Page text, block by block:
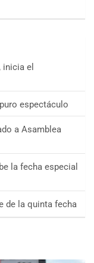
inicia el
espectáculo
a Asamblea
la fecha especial
de la quinta fecha